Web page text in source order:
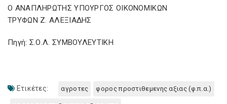
Ο ΑΝΑΠΛΗΡΩΤΗΣ ΥΠΟΥΡΓΟΣ ΟΙΚΟΝΟΜΙΚΩΝ
ΤΡΥΦΩΝ Ζ. ΑΛΕΞΙΑΔΗΣ
Πηγή: Σ.Ο.Λ. ΣΥΜΒΟΥΛΕΥΤΙΚΗ
Ετικέτες: αγροτες φορος προστιθεμενης αξιας (φ.π.α.)